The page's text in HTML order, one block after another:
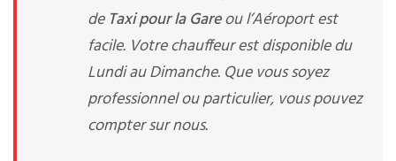
de Taxi pour la Gareou l’Aéroport est
facile. Votre chauffeur est disponible du
Lundi au Dimanche. Que vous soyez
professionnel ou particulier, vous pouvez
compter sur nous.